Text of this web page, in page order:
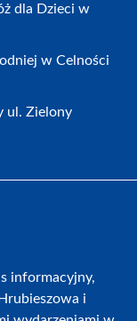
dla Dzieci w
w Celności
ul. Zielony
informacyjny,
i